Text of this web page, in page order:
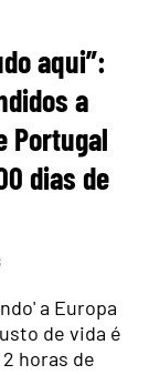
aqui”:
a
Portugal
dias de
a Europa
de vida é
horas de